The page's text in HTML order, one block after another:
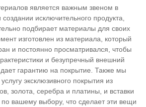
является важным звеном в
исключительного продукта,
подбирает материалы для своих
изготовлен из материала, который
и постоянно просматривался, чтобы
и безупречный внешний
гарантию на покрытие. Также мы
эксклюзивного покрытия из
золота, серебра и платины, и вставки
вашему выбору, что сделает эти вещи